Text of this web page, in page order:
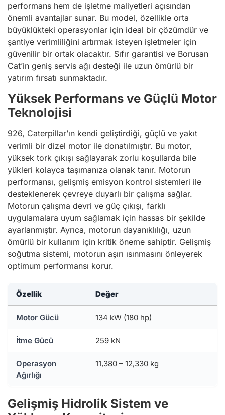
performans hem de işletme maliyetleri açısından
önemli avantajlar sunar. Bu model, özellikle orta
büyüklükteki operasyonlar için ideal bir çözümdür ve
şantiye verimliliğini artırmak isteyen işletmeler için
güvenilir bir ortak olacaktır. Sıfır garantisi ve Borusan
Cat’in geniş servis ağı desteği ile uzun ömürlü bir
yatırım fırsatı sunmaktadır.
Yüksek Performans ve Güçlü Motor
Teknolojisi
926, Caterpillar’ın kendi geliştirdiği, güçlü ve yakıt
verimli bir dizel motor ile donatılmıştır. Bu motor,
yüksek tork çıkışı sağlayarak zorlu koşullarda bile
yükleri kolayca taşımanıza olanak tanır. Motorun
performansı, gelişmiş emisyon kontrol sistemleri ile
desteklenerek çevreye duyarlı bir çalışma sağlar.
Motorun çalışma devri ve güç çıkışı, farklı
uygulamalara uyum sağlamak için hassas bir şekilde
ayarlanmıştır. Ayrıca, motorun dayanıklılığı, uzun
ömürlü bir kullanım için kritik öneme sahiptir. Gelişmiş
soğutma sistemi, motorun aşırı ısınmasını önleyerek
optimum performansı korur.
Özellik Değer
Motor Gücü 134 kW (180 hp)
İtme Gücü 259 kN
Operasyon
Ağırlığı
11,380 – 12,330 kg
Gelişmiş Hidrolik Sistem ve